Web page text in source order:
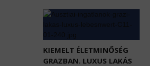
KIEMELT ÉLETMINŐSÉG
GRAZBAN. LUXUS LAKÁS